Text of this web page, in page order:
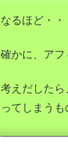
なるほど・・
確かに、アフ
考えだした
ってしまうも